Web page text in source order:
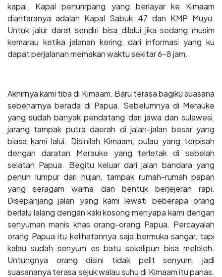
kapal. Kapal penumpang yang berlayar ke Kimaam
diantaranya adalah Kapal Sabuk 47 dan KMP Muyu.
Untuk jalur darat sendiri bisa dilalui jika sedang musim
kemarau ketika jalanan kering, dari informasi yang ku
dapat perjalanan memakan waktu sekitar 6-8 jam.
Akhirnya kami tiba di Kimaam. Baru terasa bagiku suasana
sebenarnya berada di Papua. Sebelumnya di Merauke
yang sudah banyak pendatang dari jawa dan sulawesi,
jarang tampak putra daerah di jalan-jalan besar yang
biasa kami lalui. Disinilah Kimaam, pulau yang terpisah
dengan daratan Merauke yang terletak di sebelah
selatan Papua. Begitu keluar dari jalan bandara yang
penuh lumpur dari hujan, tampak rumah-rumah papan
yang seragam warna dan bentuk berjejeran rapi.
Disepanjang jalan yang kami lewati beberapa orang
berlalu lalang dengan kaki kosong menyapa kami dengan
senyuman manis khas orang-orang Papua. Percayalah
orang Papua itu kelihatannya saja bermuka sangar, tapi
kalau sudah senyum es batu sekalipun bisa meleleh.
Untungnya orang disini tidak pelit senyum, jadi
suasananya terasa sejuk walau suhu di Kimaam itu panas.